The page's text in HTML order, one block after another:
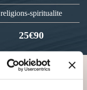
religions-spiritualite
25€90